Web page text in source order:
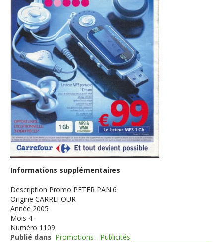
Informations supplémentaires
Description Promo PETER PAN 6
Origine CARREFOUR
Année 2005
Mois 4
Numéro 1109
Publié dans Promotions - Publicités